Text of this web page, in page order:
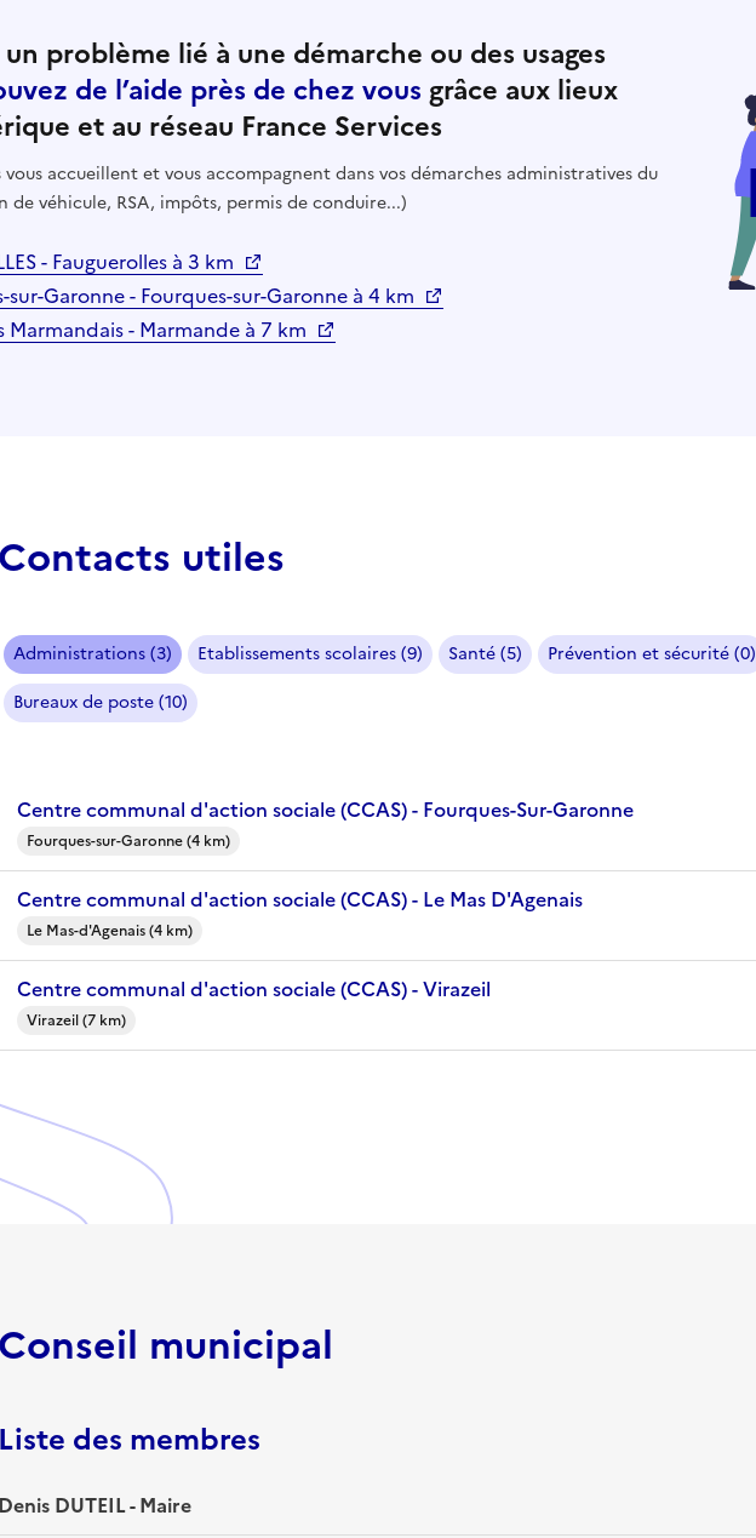
problème lié à une démarche ou des usages
de l’aide près de chez vous grâce aux lieux
et au réseau France Services
vous accueillent et vous accompagnent dans vos démarches administratives du
véhicule, RSA, impôts, permis de conduire...)
- Fauguerolles à 3 km
sur-Garonne - Fourques-sur-Garonne à 4 km
Marmandais - Marmande à 7 km
Contacts utiles
Administrations (3) Etablissements scolaires (9) Santé (5) Prévention et sécurité (0)
Bureaux de poste (10)
Centre communal d'action sociale (CCAS) - Fourques-Sur-Garonne
Fourques-sur-Garonne (4 km)
Centre communal d'action sociale (CCAS) - Le Mas D'Agenais
Le Mas-d'Agenais (4 km)
Centre communal d'action sociale (CCAS) - Virazeil
Virazeil (7 km)
Conseil municipal
Liste des membres
Denis DUTEIL - Maire